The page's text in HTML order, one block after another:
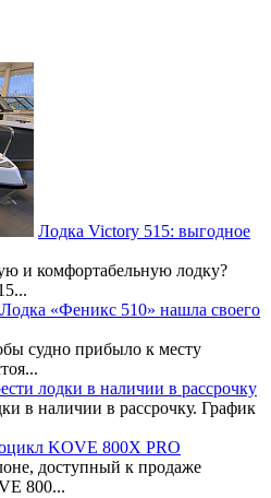
Лодка Victory 515: выгодное
и комфортабельную лодку?
«Феникс 510» нашла своего
судно прибыло к месту
лодки в наличии в рассрочку
в наличии в рассрочку. График
KOVE 800X PRO
доступный к продаже
800...